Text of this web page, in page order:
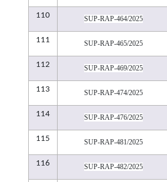
110 SUP-RAP-464/2025
111 SUP-RAP-465/2025
112 SUP-RAP-469/2025
113 SUP-RAP-474/2025
114 SUP-RAP-476/2025
115 SUP-RAP-481/2025
116 SUP-RAP-482/2025